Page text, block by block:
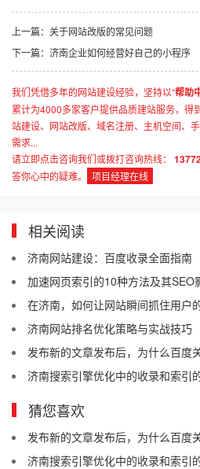
上一篇：关于网站改版的常见问题
下一篇：济南企业如何经营好自己的小程序
我们凭借多年的网站建设经验，坚持以“帮助
累计为4000多家客户提供品质建站服务，得
站建设、网站改版、域名注册、主机空间、
需求...
请立即点击咨询我们或拨打咨询热线：
答你心中的疑难。
项目经理在线
相关阅读
济南网站建设：百度收录全面指南
加速网页索引的10种方法及其SEO
在济南，如何让网站瞬间抓住用户
济南网站排名优化策略与实战技巧
发布新的文章发布后，为什么百度关键词排名
济南搜索引擎优化中的收录和索引
猜您喜欢
发布新的文章发布后，为什么百度关键词排名
济南搜索引擎优化中的收录和索引